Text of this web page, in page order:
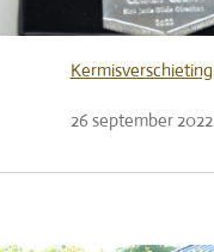
Kermisverschieting
26 september 2022